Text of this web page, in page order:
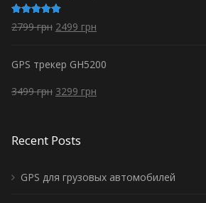
Оценка
5.00из 5
2799грн 2499 грн
GPS трекер GH5200
3499грн 3299 грн
Recent Posts
GPS для грузовых автомобилей